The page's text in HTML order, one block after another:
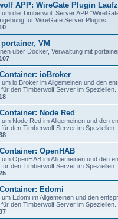
APP: WireGate Plugin
um die Timberwolf Server APP
für WireGate Server Plugins
portainer, VM
über Docker, Verwaltung mit
ioBroker
um io:Broker im Allgemeinen und den
den Timberwolf Server im Speziellen.
Node Red
um Node Red im Allgemeinen und den
den Timberwolf Server im Speziellen.
OpenHAB
um OpenHAB im Allgemeinen und den
den Timberwolf Server im Speziellen.
Edomi
um Edomi im Allgemeinen und den
den Timberwolf Server im Speziellen.